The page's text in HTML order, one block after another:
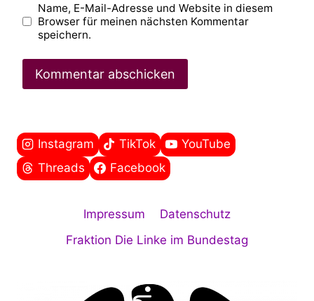
Name, E-Mail-Adresse und Website in diesem
Browser für meinen nächsten Kommentar
speichern.
Instagram TikTok
YouTube
Threads
Facebook
Impressum
Datenschutz
Fraktion Die Linke im Bundestag